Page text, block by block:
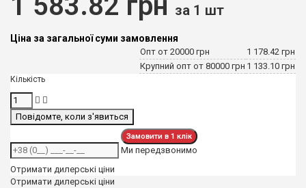
Шланги технічні
Шланги газові
Шланги силіконові
за 1 шт
Ціна за загальної суми замовлення
Опт от 20000 грн 1 178.42 грн
Крупний опт от 80000 грн 1 133.10 грн
Кількість
Повідомте, коли з'явиться
Ми передзвонимо
Отримати дилерські ціни
Отримати дилерські ціни